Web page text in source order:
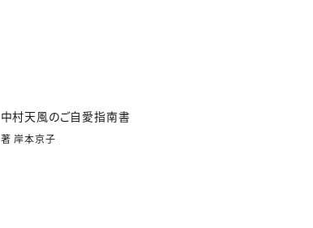
中村天風のご自愛指南書
著 岸本京子